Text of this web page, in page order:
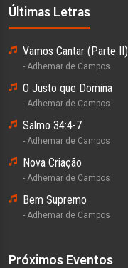
Últimas Letras
Vamos Cantar (Parte II)
- Adhemar de Campos
O Justo que Domina
- Adhemar de Campos
Salmo 34:4-7
- Adhemar de Campos
Nova Criação
- Adhemar de Campos
Bem Supremo
- Adhemar de Campos
Próximos Eventos